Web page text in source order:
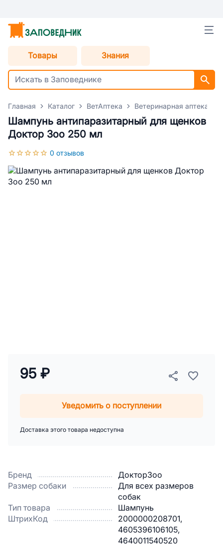
Товары Знания
Главная Каталог ВетАптека Ветеринарная аптека
Шампунь антипаразитарный для щенков
Доктор Зоо 250 мл
0 отзывов
Бренд
ДокторЗоо
Размер собаки
Для всех размеров
собак
Тип товара
Шампунь
ШтрихКод
2000000208701,
4605396106105,
4640011540520
95 ₽
Уведомить о поступлении
Доставка этого товара недоступна